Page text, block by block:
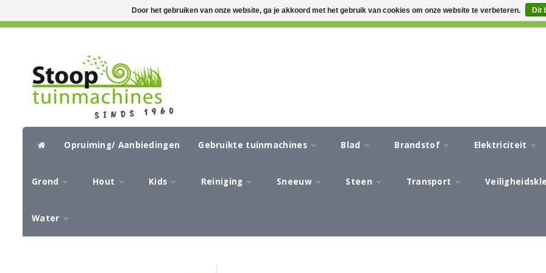
GRATIS VERZENDING VANAF €50,- CIRCA 3-5 WERKDAGEN LEVERTIJD AFREKENEN IN EEN
Opruiming/ Aanbiedingen Gebruikte tuinmachines Blad Brandstof Elektriciteit
Grond Hout Kids Reiniging Sneeuw Steen Transport
Water
Door het gebruiken van onze website, ga je akkoord met het gebruik van cookies om onze website te verbeteren. Dit